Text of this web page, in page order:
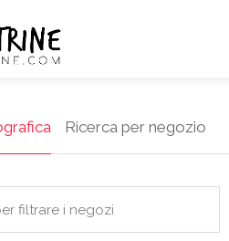
Ricerca per negozio
filtrare i negozi